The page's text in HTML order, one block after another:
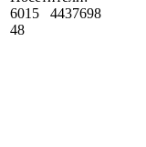
6015
4437698
48